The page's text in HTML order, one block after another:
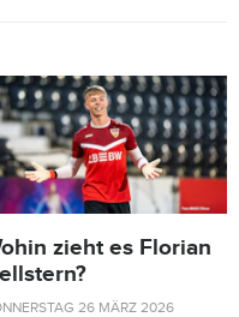
zieht es Florian
26 MÄRZ 2026